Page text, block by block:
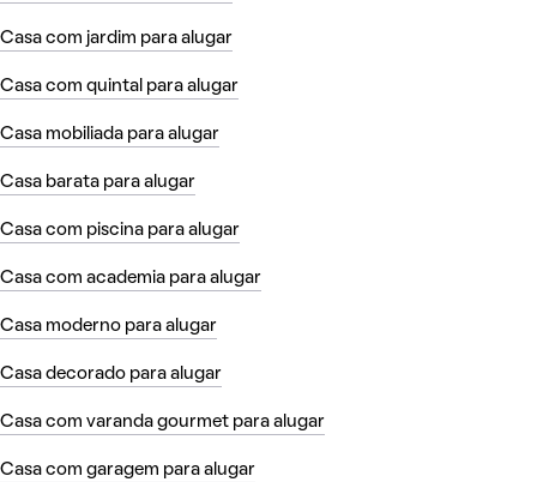
Casa com jardim para alugar
Casa com quintal para alugar
Casa mobiliada para alugar
Casa barata para alugar
Casa com piscina para alugar
Casa com academia para alugar
Casa moderno para alugar
Casa decorado para alugar
Casa com varanda gourmet para alugar
Casa com garagem para alugar